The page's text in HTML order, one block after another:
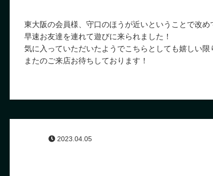
東大阪の会員様、守口のほうが近いということで改め
早速お友達を連れて遊びに来られました！
気に入っていただいたようでこちらとしても嬉しい限
またのご来店お待ちしております！
2023.04.05